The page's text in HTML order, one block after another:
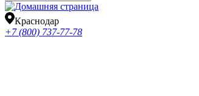
Краснодар
+7 (800) 737-77-78